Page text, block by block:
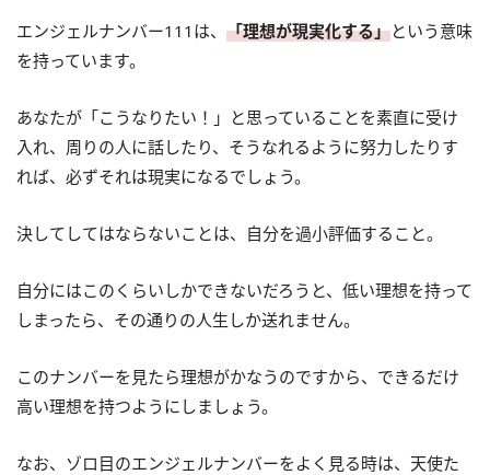
エンジェルナンバー111は、 「理想が現実化する」という意味
を持っています。
あなたが「こうなりたい！」と思っていることを素直に受け
入れ、周りの人に話したり、そうなれるように努力したりす
れば、必ずそれは現実になるでしょう。
決してしてはならないことは、自分を過小評価すること。
自分にはこのくらいしかできないだろうと、低い理想を持って
しまったら、その通りの人生しか送れません。
このナンバーを見たら理想がかなうのですから、できるだけ
高い理想を持つようにしましょう。
なお、ゾロ目のエンジェルナンバーをよく見る時は、天使た